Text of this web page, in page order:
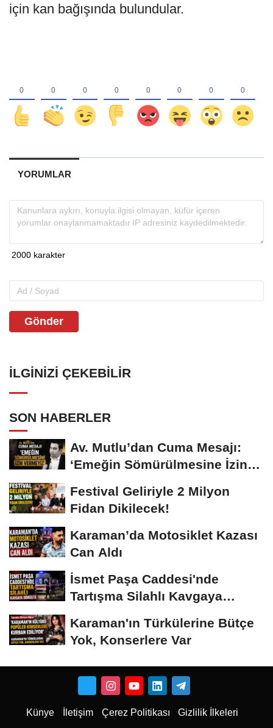
için kan bağışında bulundular.
YORUMLAR
Gönder
İLGINIZI ÇEKEBILIR
SON HABERLER
Av. Mutlu’dan Cuma Mesajı:
‘Emeğin Sömürülmesine İzin
Festival Geliriyle 2 Milyon
Fidan Dikilecek!
Karaman’da Motosiklet Kazası
Can Aldı
İsmet Paşa Caddesi'nde
Tartışma Silahlı Kavgaya
Karaman'ın Türkülerine Bütçe
Yok, Konserlere Var
Künye İletişim Çerez Politikası Gizlilik İlkeleri